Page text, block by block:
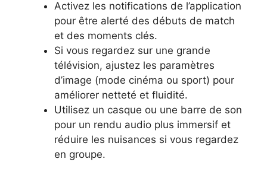
Activez les notifications de l’application
pour être alerté des débuts de match
et des moments clés.
Si vous regardez sur une grande
télévision, ajustez les paramètres
d’image (mode cinéma ou sport) pour
améliorer netteté et fluidité.
Utilisez un casque ou une barre de son
pour un rendu audio plus immersif et
réduire les nuisances si vous regardez
en groupe.